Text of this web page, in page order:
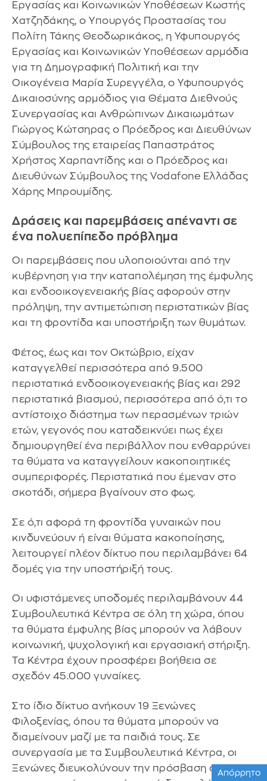
Εργασίας και Κοινωνικών Υποθέσεων Κωστής
Χατζηδάκης, ο Υπουργός Προστασίας του
Πολίτη Τάκης Θεοδωρικάκος, η Υφυπουργός
Εργασίας και Κοινωνικών Υποθέσεων αρμόδια
για τη Δημογραφική Πολιτική και την
Οικογένεια Μαρία Συρεγγέλα, ο Υφυπουργός
Δικαιοσύνης αρμόδιος για Θέματα Διεθνούς
Συνεργασίας και Ανθρώπινων Δικαιωμάτων
Γιώργος Κώτσηρας ο Πρόεδρος και Διευθύνων
Σύμβουλος της εταιρείας Παπαστράτος
Χρήστος Χαρπαντίδης και ο Πρόεδρος και
Διευθύνων Σύμβουλος της Vodafone Ελλάδας
Χάρης Μπρουμίδης.
Δράσεις και παρεμβάσεις απέναντι σε
ένα πολυεπίπεδο πρόβλημα
Οι παρεμβάσεις που υλοποιούνται από την
κυβέρνηση για την καταπολέμηση της έμφυλης
και ενδοοικογενειακής βίας αφορούν στην
πρόληψη, την αντιμετώπιση περιστατικών βίας
και τη φροντίδα και υποστήριξη των θυμάτων.
Φέτος, έως και τον Οκτώβριο, είχαν
καταγγελθεί περισσότερα από 9.500
περιστατικά ενδοοικογενειακής βίας και 292
περιστατικά βιασμού, περισσότερα από ό,τι το
αντίστοιχο διάστημα των περασμένων τριών
ετών, γεγονός που καταδεικνύει πως έχει
δημιουργηθεί ένα περιβάλλον που ενθαρρύνει
τα θύματα να καταγγείλουν κακοποιητικές
συμπεριφορές. Περιστατικά που έμεναν στο
σκοτάδι, σήμερα βγαίνουν στο φως.
Σε ό,τι αφορά τη φροντίδα γυναικών που
κινδυνεύουν ή είναι θύματα κακοποίησης,
λειτουργεί πλέον δίκτυο που περιλαμβάνει 64
δομές για την υποστήριξή τους.
Οι υφιστάμενες υποδομές περιλαμβάνουν 44
Συμβουλευτικά Κέντρα σε όλη τη χώρα, όπου
τα θύματα έμφυλης βίας μπορούν να λάβουν
κοινωνική, ψυχολογική και εργασιακή στήριξη.
Τα Κέντρα έχουν προσφέρει βοήθεια σε
σχεδόν 45.000 γυναίκες.
Στο ίδιο δίκτυο ανήκουν 19 Ξενώνες
Φιλοξενίας, όπου τα θύματα μπορούν να
διαμείνουν μαζί με τα παιδιά τους. Σε
συνεργασία με τα Συμβουλευτικά Κέντρα, οι
Ξενώνες διευκολύνουν την πρόσβαση στιςΑπόρρητο